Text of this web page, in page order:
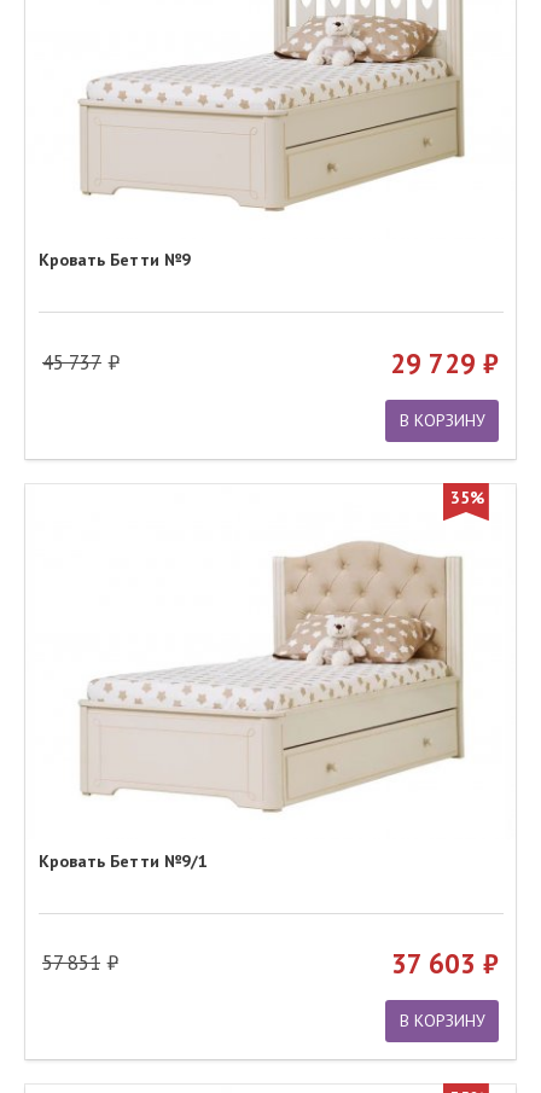
Кровать Бетти №9
45 737 29 729
В КОРЗИНУ
35%
Кровать Бетти №9/1
57 851 37 603
В КОРЗИНУ